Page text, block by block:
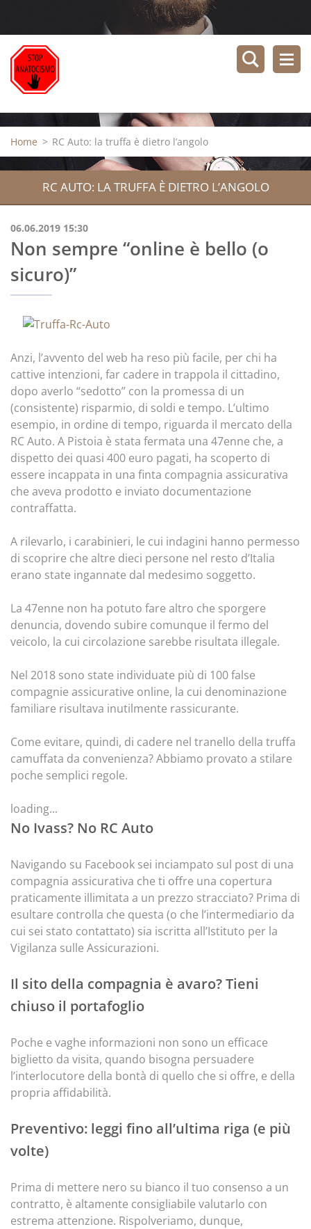
Home > RC Auto: la truffa è dietro l’angolo
RC AUTO: LA TRUFFA È DIETRO L’ANGOLO
06.06.2019 15:30
Non sempre “online è bello (o
sicuro)”
Anzi, l’avvento del web ha reso più facile, per chi ha
cattive intenzioni, far cadere in trappola il cittadino,
dopo averlo “sedotto” con la promessa di un
(consistente) risparmio, di soldi e tempo. L’ultimo
esempio, in ordine di tempo, riguarda il mercato della
RC Auto. A Pistoia è stata fermata una 47enne che, a
dispetto dei quasi 400 euro pagati, ha scoperto di
essere incappata in una finta compagnia assicurativa
che aveva prodotto e inviato documentazione
contraffatta.
A rilevarlo, i carabinieri, le cui indagini hanno permesso
di scoprire che altre dieci persone nel resto d’Italia
erano state ingannate dal medesimo soggetto.
La 47enne non ha potuto fare altro che sporgere
denuncia, dovendo subire comunque il fermo del
veicolo, la cui circolazione sarebbe risultata illegale.
Nel 2018 sono state individuate più di 100 false
compagnie assicurative online, la cui denominazione
familiare risultava inutilmente rassicurante.
Come evitare, quindi, di cadere nel tranello della truffa
camuffata da convenienza? Abbiamo provato a stilare
poche semplici regole.
loading...
No Ivass? No RC Auto
Navigando su Facebook sei inciampato sul post di una
compagnia assicurativa che ti offre una copertura
praticamente illimitata a un prezzo stracciato? Prima di
esultare controlla che questa (o che l’intermediario da
cui sei stato contattato) sia iscritta all’Istituto per la
Vigilanza sulle Assicurazioni.
Il sito della compagnia è avaro? Tieni
chiuso il portafoglio
Poche e vaghe informazioni non sono un efficace
biglietto da visita, quando bisogna persuadere
l’interlocutore della bontà di quello che si offre, e della
propria affidabilità.
Preventivo: leggi fino all’ultima riga (e più
volte)
Prima di mettere nero su bianco il tuo consenso a un
contratto, è altamente consigliabile valutarlo con
estrema attenzione. Rispolveriamo, dunque,